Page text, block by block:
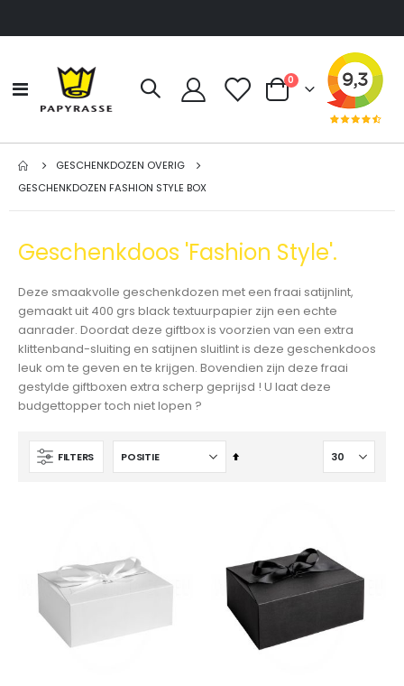
Toggle
Nav
Cart
0producten
GESCHENKDOZEN OVERIG
GESCHENKDOZEN FASHION STYLE BOX
Geschenkdoos 'Fashion Style'.
Deze smaakvolle geschenkdozen met een fraai satijnlint,
gemaakt uit 400 grs black textuurpapier zijn een echte
aanrader. Doordat deze giftbox is voorzien van een extra
klittenband-sluiting en satijnen sluitlint is deze geschenkdoos
leuk om te geven en te krijgen. Bovendien zijn deze fraai
gestylde giftboxen extra scherp geprijsd ! U laat deze
budgettopper toch niet lopen ?
FILTERS
Van